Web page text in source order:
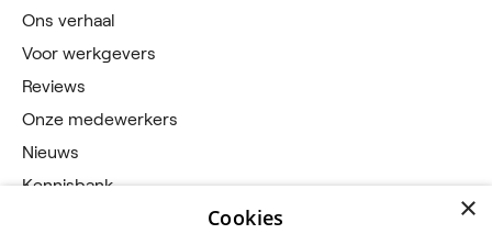
Ons verhaal
Voor werkgevers
Reviews
Onze medewerkers
Nieuws
Kennisbank
Werken bij Intro Personeel
×
Cookies